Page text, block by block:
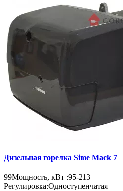
Дизельная горелка Sime Mack 7
99Мощность, кВт :95-213
Регулировка:Одноступенчатая